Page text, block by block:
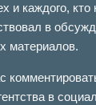
и каждого, кто
в
материалов.
в